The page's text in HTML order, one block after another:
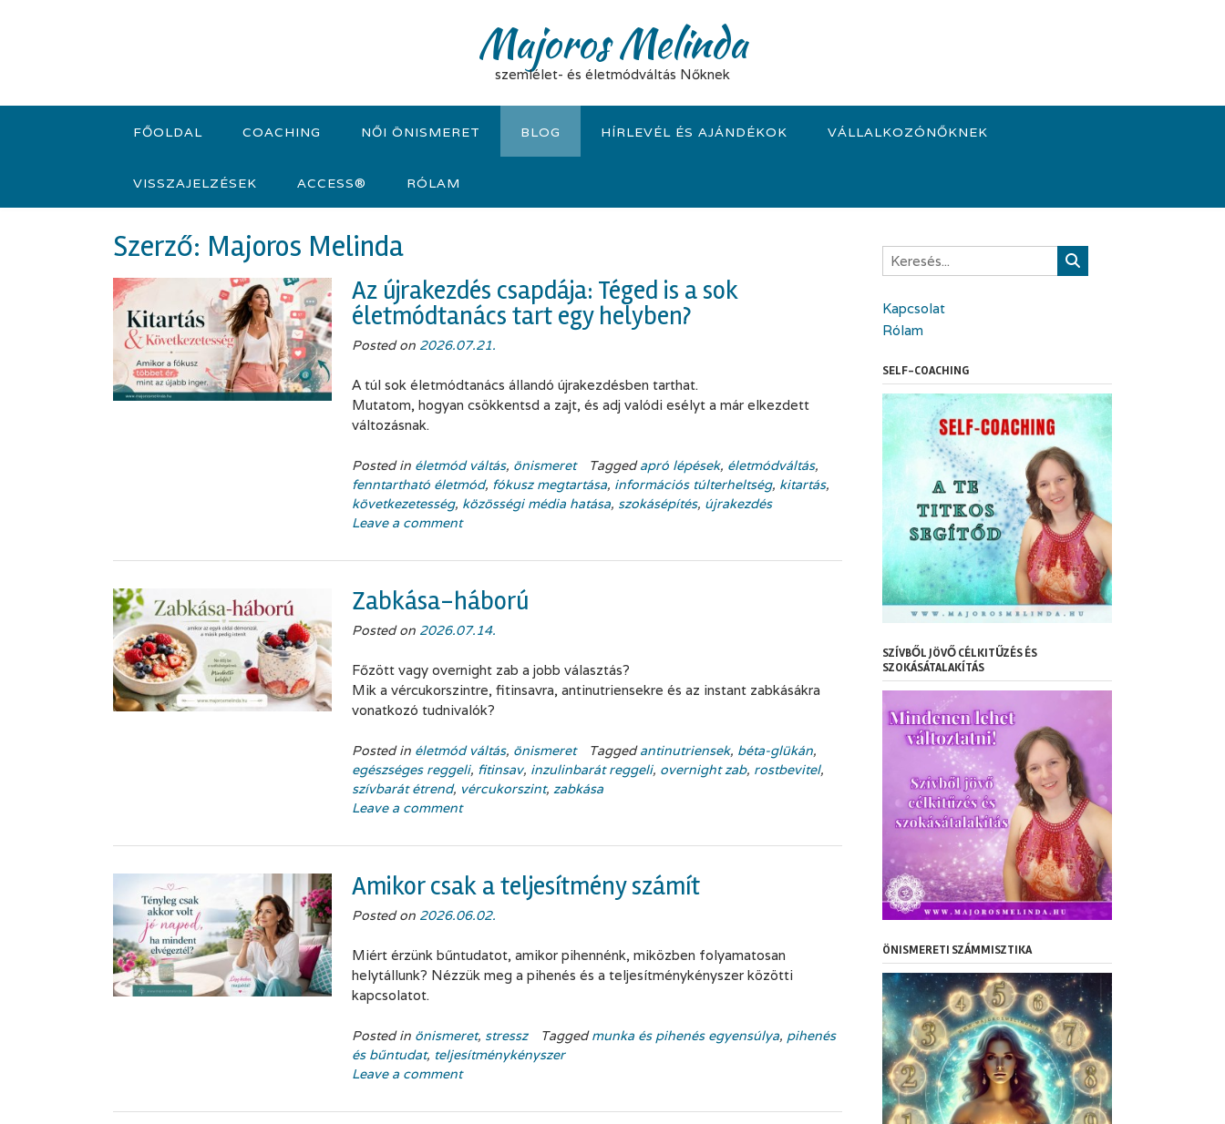
o
e
Majoros Melinda
szemlélet- és életmódváltás Nőknek
FŐOLDAL COACHING NŐI ÖNISMERET BLOG HÍRLEVÉL ÉS AJÁNDÉKOK VÁLLALKOZÓNŐKNEK
VISSZAJELZÉSEK ACCESS® RÓLAM
Szerző: Majoros Melinda
Az újrakezdés csapdája: Téged is a sok
életmódtanács tart egy helyben?
Posted on 2026.07.21.
A túl sok életmódtanács állandó újrakezdésben tarthat.
Mutatom, hogyan csökkentsd a zajt, és adj valódi esélyt a már elkezdett
változásnak.
Posted in életmód váltás, önismeret Taggedapró lépések, életmódváltás,
fenntartható életmód, fókusz megtartása, információs túlterheltség, kitartás,
következetesség, közösségi média hatása, szokásépítés, újrakezdés
Leave a comment
Zabkása-háború
Posted on 2026.07.14.
Főzött vagy overnight zab a jobb választás?
Mik a vércukorszintre, fitinsavra, antinutriensekre és az instant zabkásákra
vonatkozó tudnivalók?
Posted in életmód váltás, önismeret Taggedantinutriensek, béta-glükán,
egészséges reggeli, fitinsav, inzulinbarát reggeli, overnight zab, rostbevitel,
szívbarát étrend, vércukorszint, zabkása
Leave a comment
Amikor csak a teljesítmény számít
Posted on 2026.06.02.
Miért érzünk bűntudatot, amikor pihennénk, miközben folyamatosan
helytállunk? Nézzük meg a pihenés és a teljesítménykényszer közötti
kapcsolatot.
Posted in önismeret, stressz Taggedmunka és pihenés egyensúlya, pihenés
és bűntudat, teljesítménykényszer
Leave a comment
Kapcsolat
Rólam
SELF-COACHING
SZÍVBŐL JÖVŐ CÉLKITŰZÉS ÉS
SZOKÁSÁTALAKÍTÁS
ÖNISMERETI SZÁMMISZTIKA